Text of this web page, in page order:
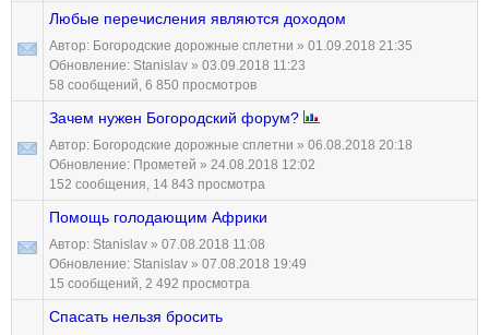
Любые перечисления являются доходом
Автор: Богородские дорожные сплетни » 01.09.2018 21:35
Обновление: Stanislav » 03.09.2018 11:23
58 сообщений, 6 850 просмотров
Зачем нужен Богородский форум?
Автор: Богородские дорожные сплетни » 06.08.2018 20:18
Обновление: Прометей » 24.08.2018 12:02
152 сообщения, 14 843 просмотра
Помощь голодающим Африки
Автор: Stanislav » 07.08.2018 11:08
Обновление: Stanislav » 07.08.2018 19:49
15 сообщений, 2 492 просмотра
Спасать нельзя бросить